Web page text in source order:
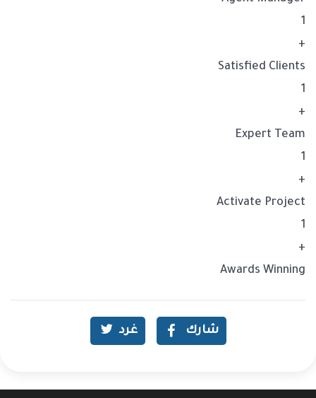
1
+
Satisfied Clients
1
+
Expert Team
1
+
Activate Project
1
+
Awards Winning
شارك غرد